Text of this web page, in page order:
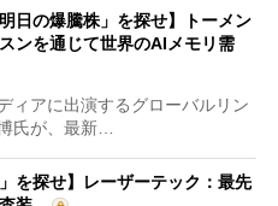
日の爆騰株」を探せ】トーメン
ンを通じて世界のAIメモリ需
ィアに出演するグローバルリン
氏が、最新…
を探せ】レーザーテック：最先